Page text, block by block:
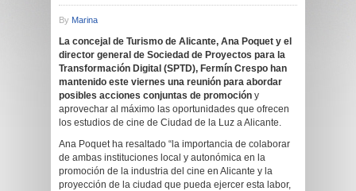
By Marina
La concejal de Turismo de Alicante, Ana Poquet y el
director general de Sociedad de Proyectos para la
Transformación Digital (SPTD), Fermín Crespo han
mantenido este viernes una reunión para abordar
posibles acciones conjuntas de promoción y
aprovechar al máximo las oportunidades que ofrecen
los estudios de cine de Ciudad de la Luz a Alicante.
Ana Poquet ha resaltado “la importancia de colaborar
de ambas instituciones local y autonómica en la
promoción de la industria del cine en Alicante y la
proyección de la ciudad que pueda ejercer esta labor,